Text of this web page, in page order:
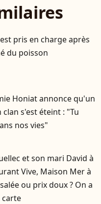
pris en charge après
du poisson
Honiat annonce qu'un
s'est éteint : "Tu
nos vies"
et son mari David à
Vive, Maison Mer à
ou prix doux ? On a